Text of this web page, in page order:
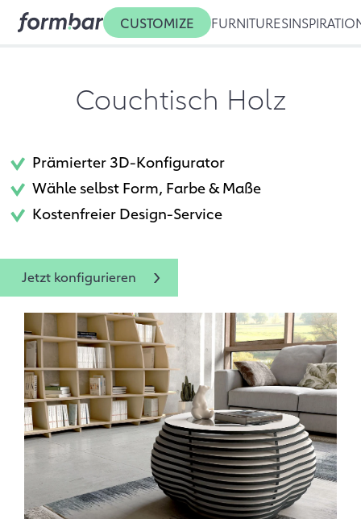
CUSTOMIZE FURNITURES
Couchtisch Holz
Prämierter 3D-Konfigurator
Wähle selbst Form, Farbe & Maße
Kostenfreier Design-Service
Jetzt konfigurieren